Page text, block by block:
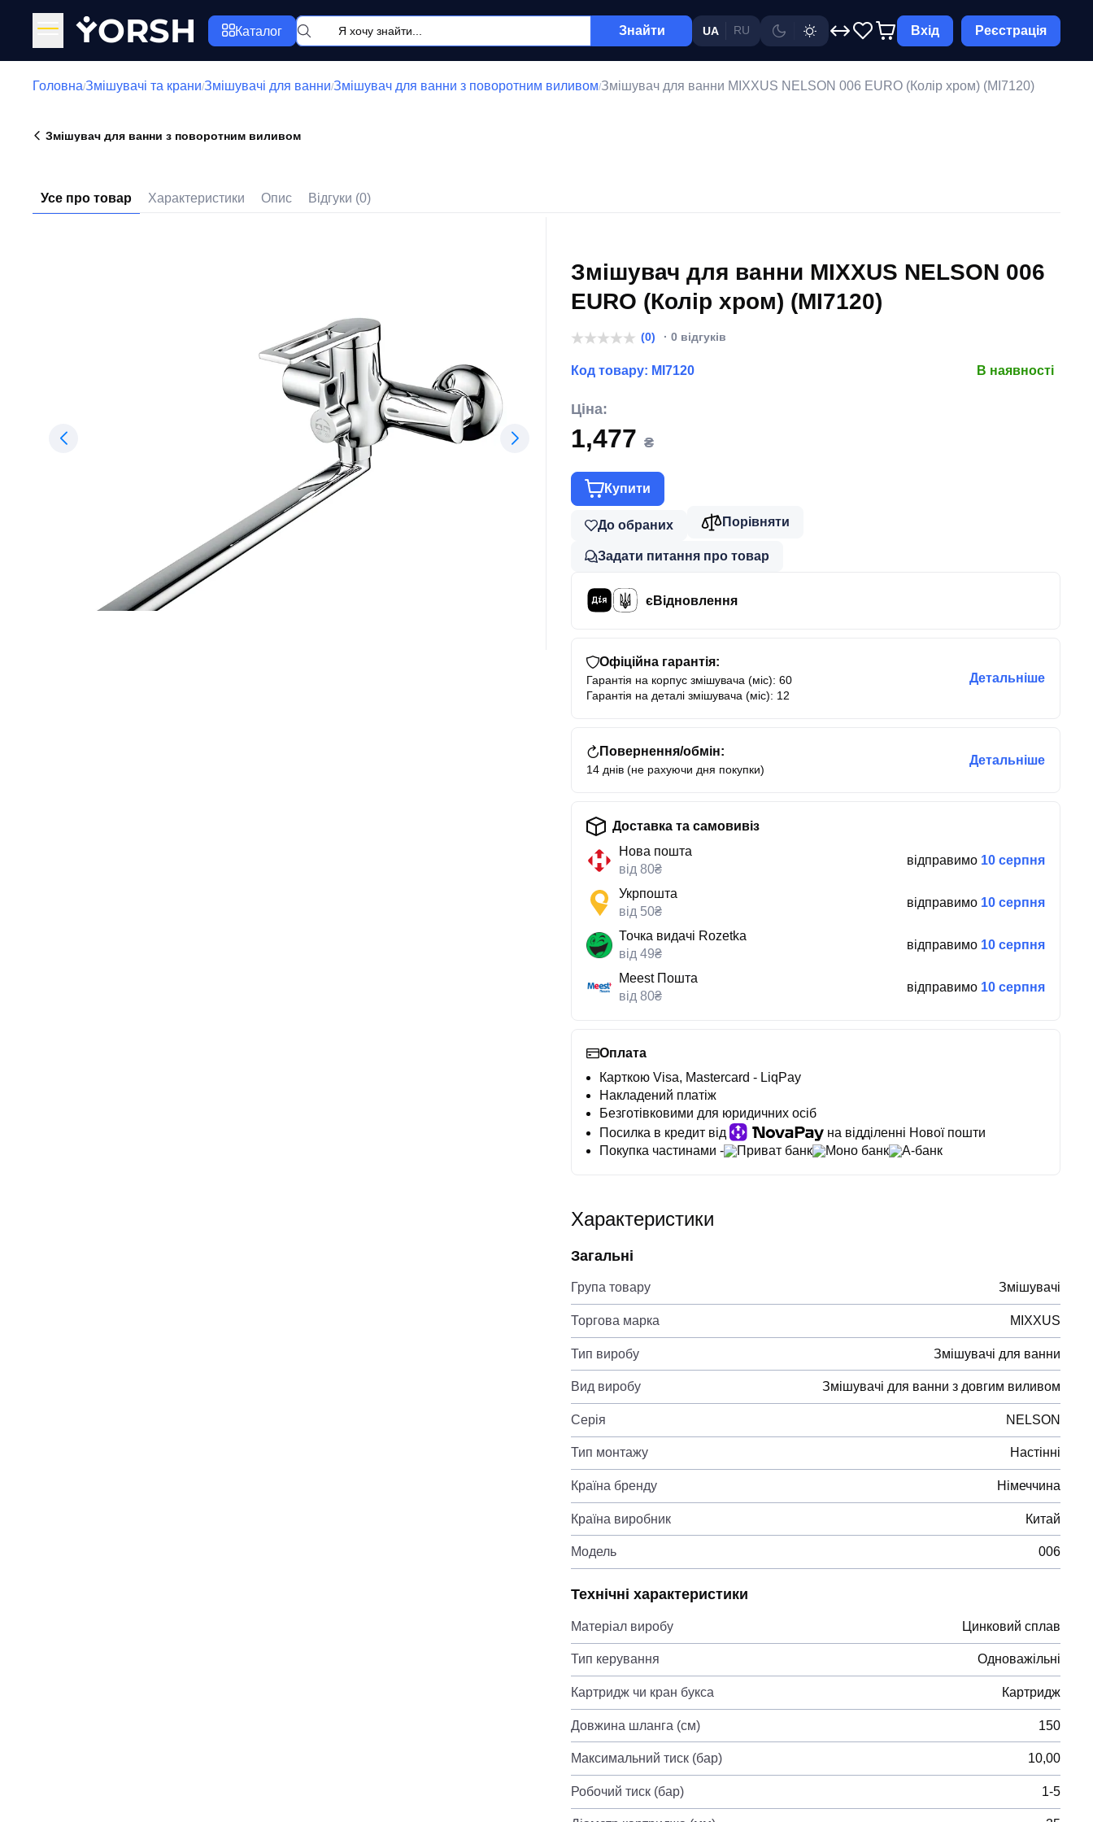
YORSH Каталог Знайти UA RU Вхід Реєстрація
Головна/Змішувачі та крани/Змішувачі для ванни/Змішувач для ванни з поворотним виливом/Змішувач для ванни MIXXUS NELSON 006 EURO (Колір хром) (MI7120)
Змішувач для ванни з поворотним виливом
Усе про товар Характеристики Опис Відгуки (0)
Змішувач для ванни MIXXUS NELSON 006
EURO (Колір хром) (MI7120)
(0) · 0 відгуків
Код товару: MI7120 В наявності
Ціна:
1,477 ₴
Купити
До обраних Порівняти
Задати питання про товар
єВідновлення
Офіційна гарантія:
Гарантія на корпус змішувача (міс): 60
Гарантія на деталі змішувача (міс): 12
Детальніше
Повернення/обмін:
14 днів (не рахуючи дня покупки)
Детальніше
Доставка та самовивіз
Нова пошта
від 80₴
відправимо 10 серпня
Укрпошта
від 50₴
відправимо 10 серпня
Точка видачі Rozetka
від 49₴
відправимо 10 серпня
Meest Пошта
від 80₴
відправимо 10 серпня
Оплата
Карткою Visa, Mastercard - LiqPay
Накладений платіж
Безготівковими для юридичних осіб
Посилка в кредит від
на відділенні Нової пошти
Покупка частинами -
Приват банк Моно банк А-банк
Характеристики
Загальні
Група товару Змішувачі
Торгова марка MIXXUS
Тип виробу Змішувачі для ванни
Вид виробу Змішувачі для ванни з довгим виливом
Серія NELSON
Тип монтажу Настінні
Країна бренду Німеччина
Країна виробник Китай
Модель 006
Технічні характеристики
Матеріал виробу Цинковий сплав
Тип керування Одноважільні
Картридж чи кран букса Картридж
Довжина шланга (см) 150
Максимальний тиск (бар) 10,00
Робочий тиск (бар) 1-5